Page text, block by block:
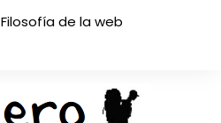
Filosofía de la web